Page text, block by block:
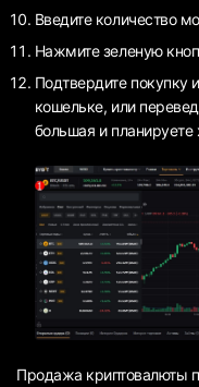
Введите количество
Нажмите зеленую
Подтвердите покупку
кошельке, или
большая и планируете
Продажа криптовалюты